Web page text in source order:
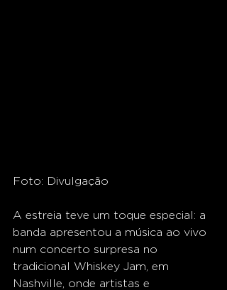
Foto: Divulgação
A estreia teve um toque especial: a
banda apresentou a música ao vivo
num concerto surpresa no
tradicional Whiskey Jam, em
Nashville, onde artistas e